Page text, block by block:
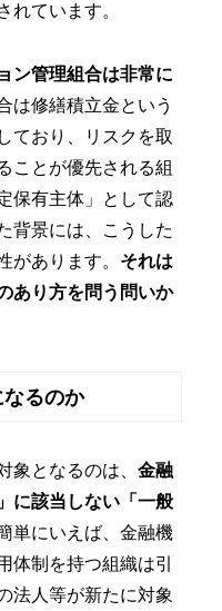
れています。
ン管理組合は非常に
は修繕積立金という
ており、リスクを取
ことが優先される組
保有主体」として認
背景には、こうした
があります。 それは
あり方を問う問いか
るのか
象となるのは、 金融
に該当しない「一般
単にいえば、金融機
体制を持つ組織は引
法人等が新たに対象